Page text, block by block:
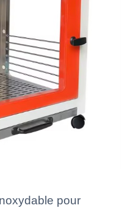
pour